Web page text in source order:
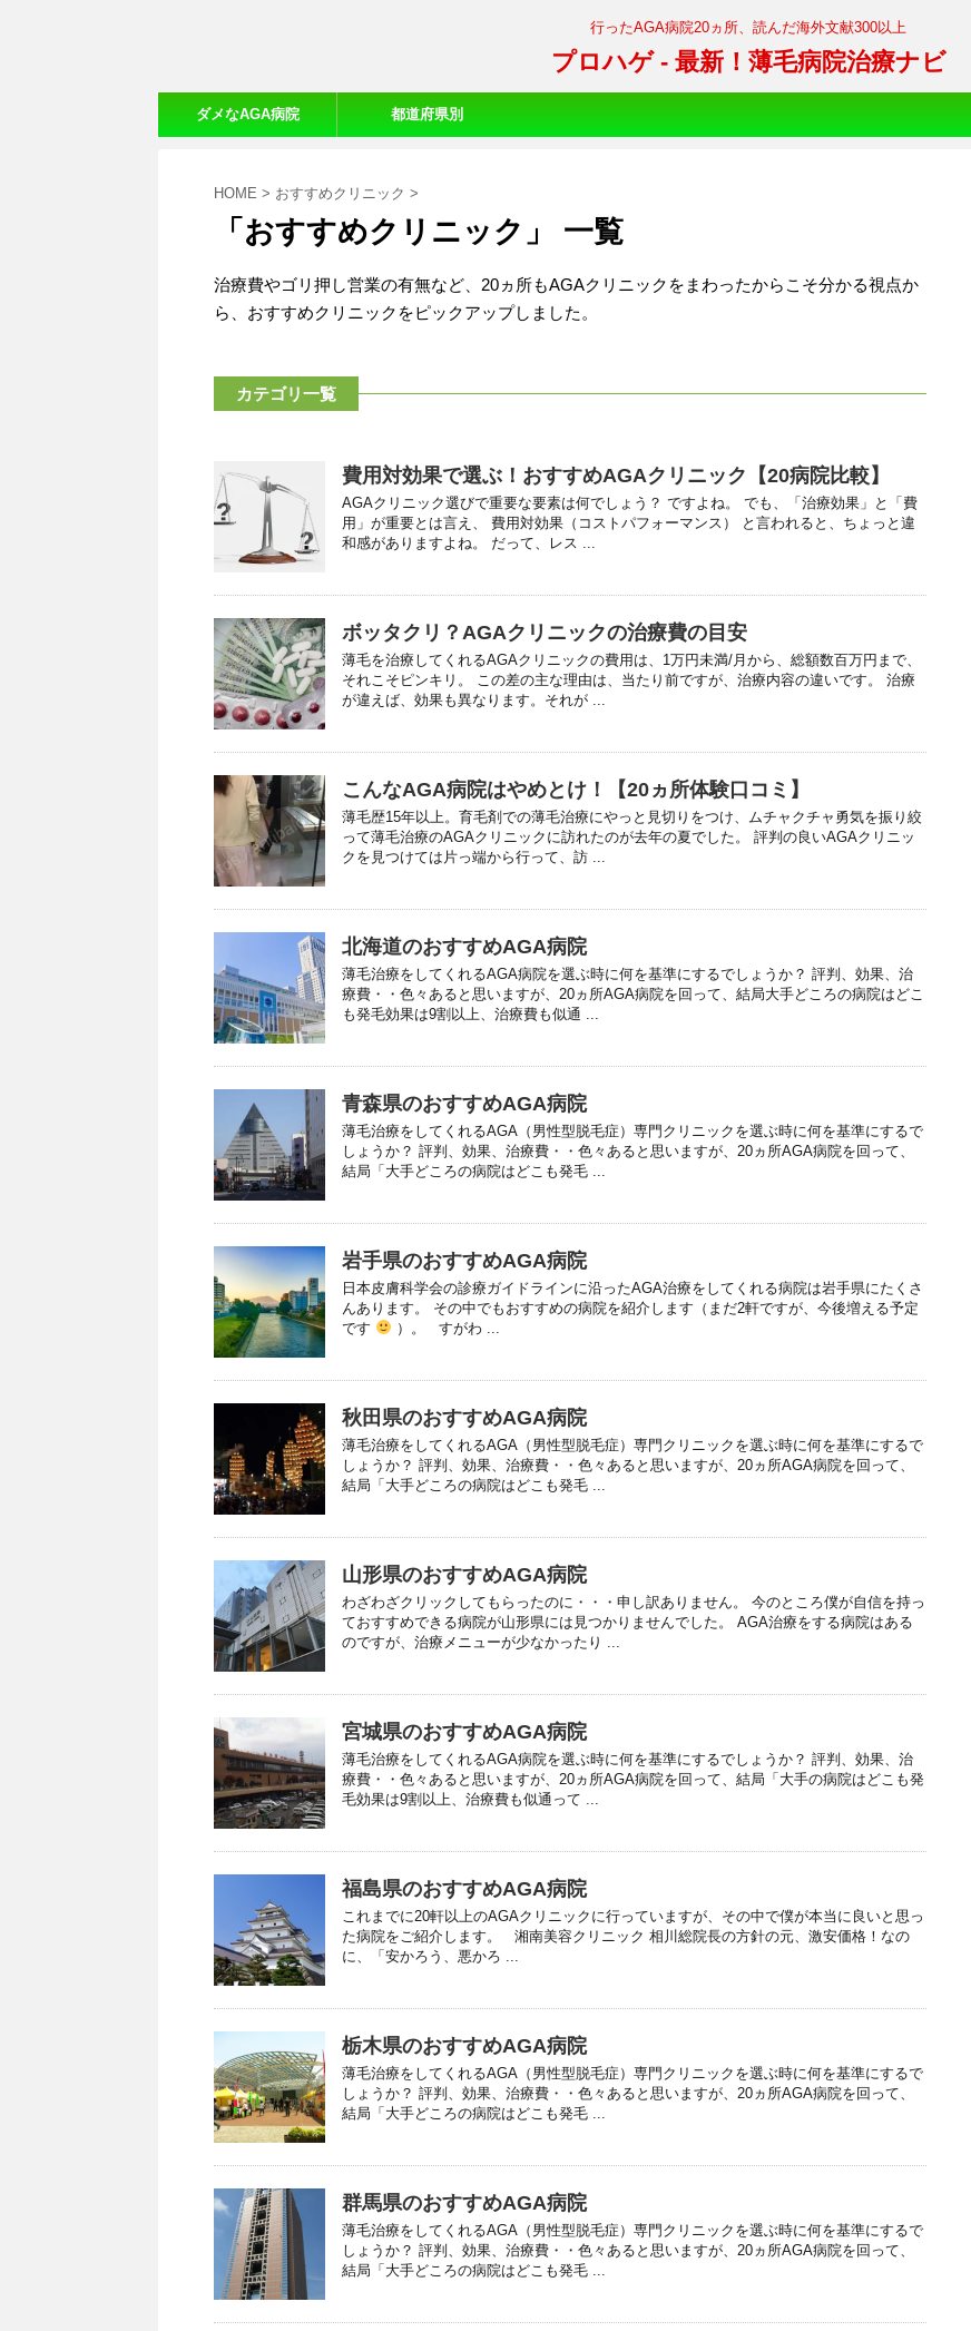
行ったAGA病院20ヵ所、読んだ海外文献300以上
プロハゲ - 最新！薄毛病院治療ナビ
ダメなAGA病院 都道府県別
HOME > おすすめクリニック >
「おすすめクリニック」 一覧
治療費やゴリ押し営業の有無など、20ヵ所もAGAクリニックをまわったからこそ分かる視点か
ら、おすすめクリニックをピックアップしました。
カテゴリ一覧
費用対効果で選ぶ！おすすめAGAクリニック【20病院比較】
AGAクリニック選びで重要な要素は何でしょう？ ですよね。 でも、「治療効果」と「費
用」が重要とは言え、 費用対効果（コストパフォーマンス） と言われると、ちょっと違
和感がありますよね。 だって、レス ...
ボッタクリ？AGAクリニックの治療費の目安
薄毛を治療してくれるAGAクリニックの費用は、1万円未満/月から、総額数百万円まで、
それこそピンキリ。 この差の主な理由は、当たり前ですが、治療内容の違いです。 治療
が違えば、効果も異なります。それが ...
こんなAGA病院はやめとけ！【20ヵ所体験口コミ】
薄毛歴15年以上。育毛剤での薄毛治療にやっと見切りをつけ、ムチャクチャ勇気を振り絞
って薄毛治療のAGAクリニックに訪れたのが去年の夏でした。 評判の良いAGAクリニッ
クを見つけては片っ端から行って、訪 ...
北海道のおすすめAGA病院
薄毛治療をしてくれるAGA病院を選ぶ時に何を基準にするでしょうか？ 評判、効果、治
療費・・色々あると思いますが、20ヵ所AGA病院を回って、結局大手どころの病院はどこ
も発毛効果は9割以上、治療費も似通 ...
青森県のおすすめAGA病院
薄毛治療をしてくれるAGA（男性型脱毛症）専門クリニックを選ぶ時に何を基準にするで
しょうか？ 評判、効果、治療費・・色々あると思いますが、20ヵ所AGA病院を回って、
結局「大手どころの病院はどこも発毛 ...
岩手県のおすすめAGA病院
日本皮膚科学会の診療ガイドラインに沿ったAGA治療をしてくれる病院は岩手県にたくさ
んあります。 その中でもおすすめの病院を紹介します（まだ2軒ですが、今後増える予定
です
）。 すがわ ...
秋田県のおすすめAGA病院
薄毛治療をしてくれるAGA（男性型脱毛症）専門クリニックを選ぶ時に何を基準にするで
しょうか？ 評判、効果、治療費・・色々あると思いますが、20ヵ所AGA病院を回って、
結局「大手どころの病院はどこも発毛 ...
山形県のおすすめAGA病院
わざわざクリックしてもらったのに・・・申し訳ありません。 今のところ僕が自信を持っ
ておすすめできる病院が山形県には見つかりませんでした。 AGA治療をする病院はある
のですが、治療メニューが少なかったり ...
宮城県のおすすめAGA病院
薄毛治療をしてくれるAGA病院を選ぶ時に何を基準にするでしょうか？ 評判、効果、治
療費・・色々あると思いますが、20ヵ所AGA病院を回って、結局「大手の病院はどこも発
毛効果は9割以上、治療費も似通って ...
福島県のおすすめAGA病院
これまでに20軒以上のAGAクリニックに行っていますが、その中で僕が本当に良いと思っ
た病院をご紹介します。 湘南美容クリニック 相川総院長の方針の元、激安価格！なの
に、「安かろう、悪かろ ...
栃木県のおすすめAGA病院
薄毛治療をしてくれるAGA（男性型脱毛症）専門クリニックを選ぶ時に何を基準にするで
しょうか？ 評判、効果、治療費・・色々あると思いますが、20ヵ所AGA病院を回って、
結局「大手どころの病院はどこも発毛 ...
群馬県のおすすめAGA病院
薄毛治療をしてくれるAGA（男性型脱毛症）専門クリニックを選ぶ時に何を基準にするで
しょうか？ 評判、効果、治療費・・色々あると思いますが、20ヵ所AGA病院を回って、
結局「大手どころの病院はどこも発毛 ...